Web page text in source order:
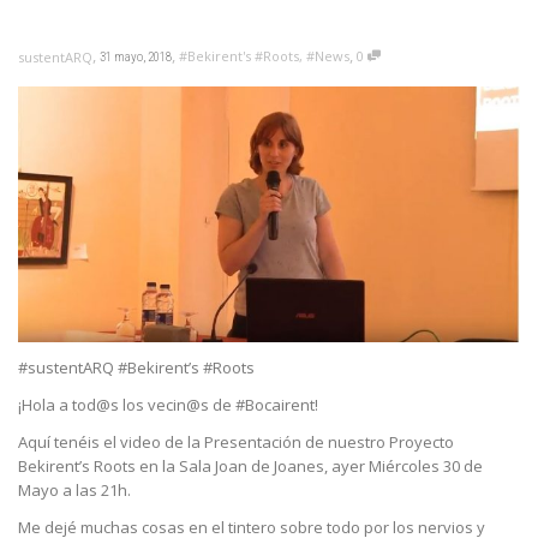
sustentARQ, 31 mayo, 2018, #Bekirent's #Roots, #News, 0
#sustentARQ #Bekirent’s #Roots
¡Hola a tod@s los vecin@s de #Bocairent!
Aquí tenéis el video de la Presentación de nuestro Proyecto
Bekirent’s Roots en la Sala Joan de Joanes, ayer Miércoles 30 de
Mayo a las 21h.
Me dejé muchas cosas en el tintero sobre todo por los nervios y